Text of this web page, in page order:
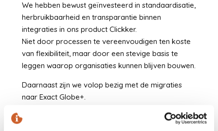
We hebben bewust geïnvesteerd in standaardisatie,
herbruikbaarheid en transparantie binnen
integraties in ons product Clickker.
Niet door processen te vereenvoudigen ten koste
van flexibiliteit, maar door een stevige basis te
leggen waarop organisaties kunnen blijven bouwen.
Daarnaast zijn we volop bezig met de migraties
naar Exact Globe+.
In 2026 zetten we deze lijn door met verdere